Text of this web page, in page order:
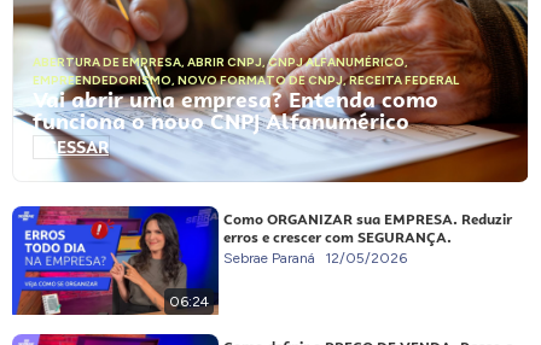
ABERTURA DE EMPRESA, ABRIR CNPJ,CNPJ ALFANUMÉRICO,
EMPREENDEDORISMO, NOVO FORMATO DE CNPJ,RECEITA FEDERAL
Vai abrir uma empresa? Entenda como
funciona o novo CNPJ Alfanumérico
ACESSAR
06:24
Como ORGANIZAR sua EMPRESA. Reduzir
erros e crescer com SEGURANÇA.
Sebrae Paraná 12/05/2026